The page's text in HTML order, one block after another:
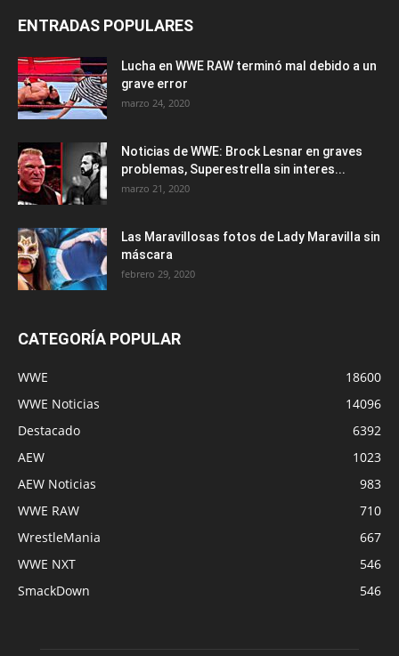
ENTRADAS POPULARES
Lucha en WWE RAW terminó mal debido a un
grave error
marzo 24, 2020
Noticias de WWE: Brock Lesnar en graves
problemas, Superestrella sin interes...
marzo 21, 2020
Las Maravillosas fotos de Lady Maravilla sin
máscara
febrero 29, 2020
CATEGORÍA POPULAR
WWE
18600
WWE Noticias
14096
Destacado
6392
AEW
1023
AEW Noticias
983
WWE RAW
710
WrestleMania
667
WWE NXT
546
SmackDown
546